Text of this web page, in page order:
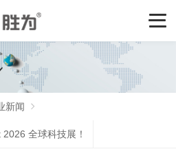
新闻
全球科技展！